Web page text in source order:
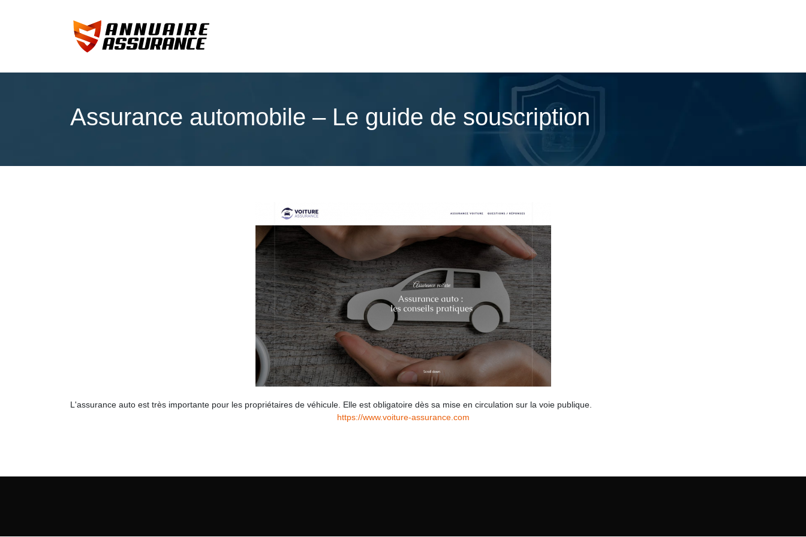
Assurance automobile – Le guide de souscription
L'assurance auto est très importante pour les propriétaires de véhicule. Elle est obligatoire dès sa mise en circulation sur la voie publique.
https://www.voiture-assurance.com